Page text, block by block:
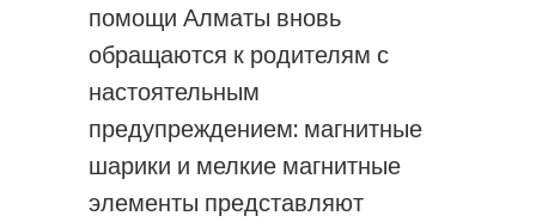
помощи Алматы вновь
обращаются к родителям с
настоятельным
предупреждением: магнитные
шарики и мелкие магнитные
элементы представляют